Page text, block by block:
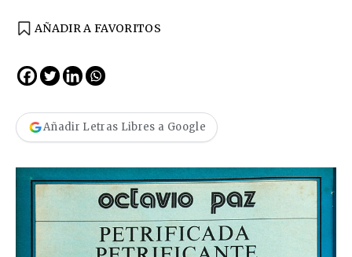
AÑADIR A FAVORITOS
Añadir Letras Libres a Google